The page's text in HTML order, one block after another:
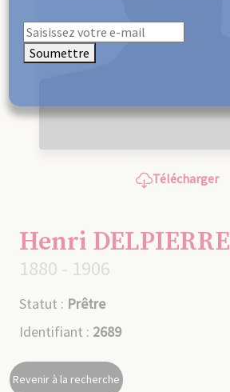
Télécharger
Henri DELPIERRE
1880 - 1906
Statut : Prêtre
Identifiant : 2689
Revenir à la recherche
Soumettre